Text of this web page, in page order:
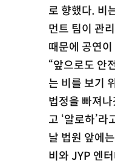
로 향했다. 비
먼트 팀이 관
때문에 공연
“앞으로도 안
는 비를 보기
법정을 빠져
고 ‘알로하’
날 법원 앞에
비와 JYP 엔